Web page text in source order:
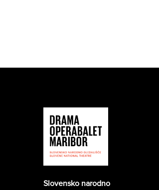
Slovensko narodno